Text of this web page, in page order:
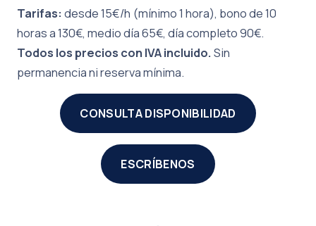
Tarifas: desde 15€/h (mínimo 1 hora), bono de 10
horas a 130€, medio día 65€, día completo 90€.
Todos los precios con IVA incluido. Sin
permanencia ni reserva mínima.
CONSULTA DISPONIBILIDAD
ESCRÍBENOS